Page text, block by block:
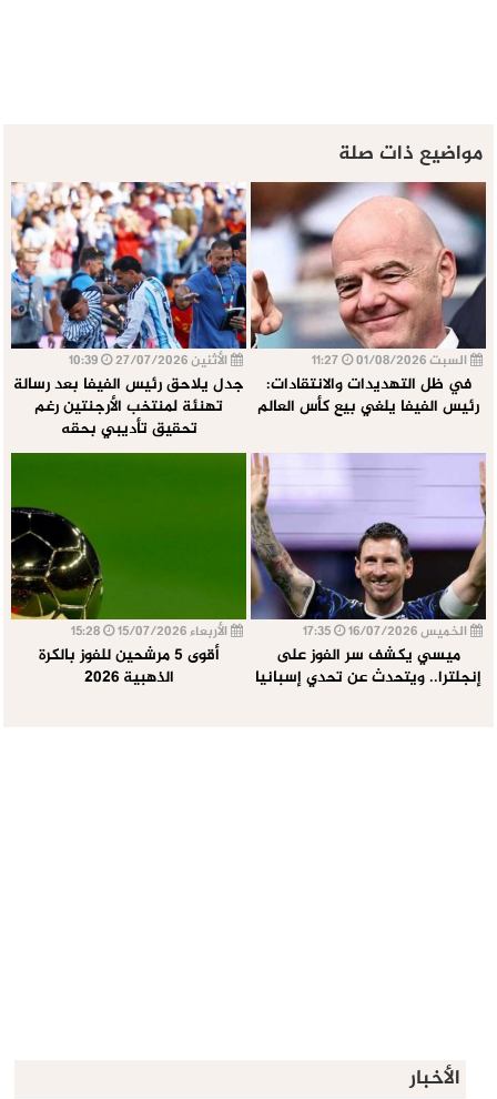
مواضيع ذات صلة
السبت 01/08/2026
في ظل التهديدات والانتقادات:
رئيس الفيفا يلغي بيع كأس العالم
الأثنين 27/07/2026
جدل يلاحق رئيس الفيفا بعد رسالة
تهنئة لمنتخب الأرجنتين رغم
تحقيق تأديبي بحقه
الخميس 16/07/2026
ميسي يكشف سر الفوز على
إنجلترا.. ويتحدث عن تحدي إسبانيا
الأربعاء 15/07/2026
أقوى 5 مرشحين للفوز بالكرة
الذهبية 2026
الأخبار